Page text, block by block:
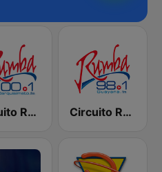
Circuito Rumba - Barquisimeto Circuito Rumba - Guayana